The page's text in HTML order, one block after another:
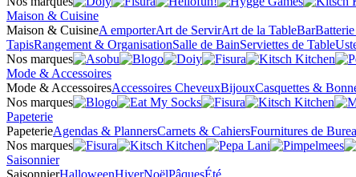
Maison & Cuisine
Maison & CuisineA emporterArt de ServirArt de la TableBar
TapisRangement & OrganisationSalle de BainServiettes de Table
Nos marques
Mode & Accessoires
Mode & AccessoiresAccessoires CheveuxBijouxCasquettes &
Nos marques
Papeterie
PapeterieAgendas & PlannersCarnets & CahiersFournitures de
Nos marques
Saisonnier